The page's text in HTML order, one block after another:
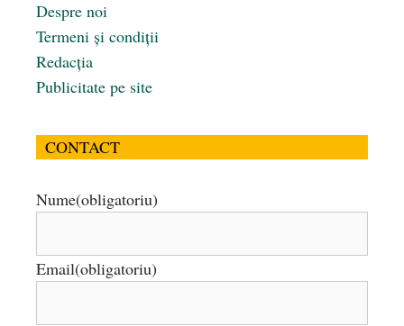
Despre noi
Termeni și condiții
Redacția
Publicitate pe site
CONTACT
Nume(obligatoriu)
Email(obligatoriu)